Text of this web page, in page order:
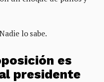
lo sabe.
es
presidente